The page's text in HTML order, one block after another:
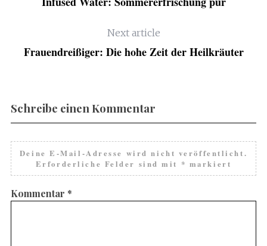
Next article
Frauendreißiger: Die hohe Zeit der Heilkräuter
Schreibe einen Kommentar
Deine E-Mail-Adresse wird nicht veröffentlicht.
Erforderliche Felder sind mit * markiert
Kommentar *